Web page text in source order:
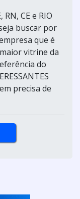
CE e RIO
buscar por
que é
vitrine da
do
precisa de